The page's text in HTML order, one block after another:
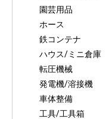
園芸用品
ホース
鉄コンテナ
ハウス/ミニ倉庫
転圧機械
発電機/溶接機
車体整備
工具/工具箱